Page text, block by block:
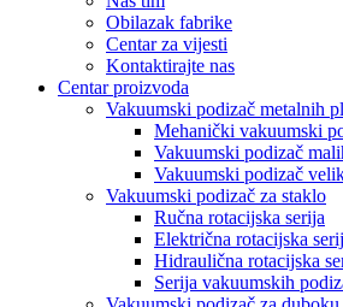
Obilazak fabrike
Centar za vijesti
Kontaktirajte nas
Centar proizvoda
Vakuumski podizač metalnih
Mehanički vakuumski
Vakuumski podizač
Vakuumski podizač
Vakuumski podizač za staklo
Ručna rotacijska serija
Električna rotacijska
Hidraulična rotacijska
Serija vakuumskih